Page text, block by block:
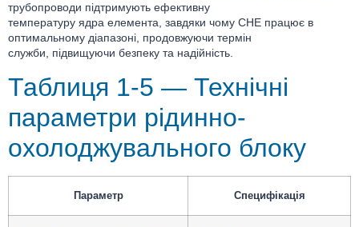
трубопроводи підтримують ефективну
температуру ядра елемента, завдяки чому СНЕ працює в
оптимальному діапазоні, продовжуючи термін
служби, підвищуючи безпеку та надійність.
Таблиця 1-5 — Технічні
параметри рідинно-
охолоджувального блоку
Параметр Специфікація